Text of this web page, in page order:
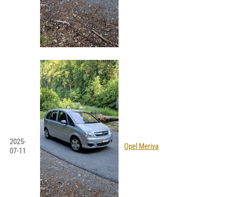
2025-
07-11
Opel Meriva